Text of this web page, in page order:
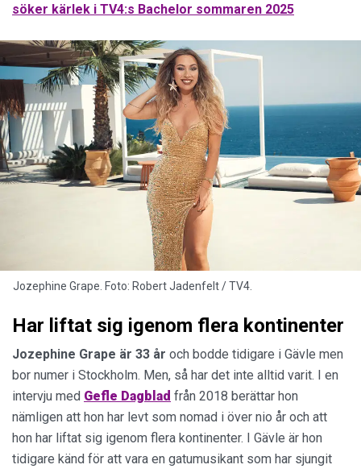
söker kärlek i TV4:s Bachelor sommaren 2025
Jozephine Grape. Foto: Robert Jadenfelt / TV4.
Har liftat sig igenom flera kontinenter
Jozephine Grape är 33 år och bodde tidigare i Gävle men
bor numer i Stockholm. Men, så har det inte alltid varit. I en
intervju med Gefle Dagblad från 2018 berättar hon
nämligen att hon har levt som nomad i över nio år och att
hon har liftat sig igenom flera kontinenter. I Gävle är hon
tidigare känd för att vara en gatu­musikant som har sjungit